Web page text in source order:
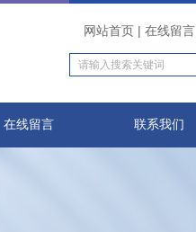
网站首页 | 在线留言
在线留言 联系我们